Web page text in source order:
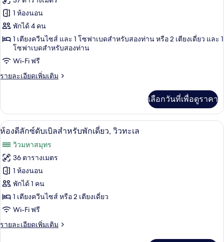
(child
extra
bed)
ของ
ห้อง
ดี
ลัก
(2
extra
bed)
1 ห้องนอน
พักได้ 4 คน
1 เตียงควีนไซส์ และ 1 โซฟาเบดสำหรับสองท่าน หรือ 2 เตียงเดี่ยว และ 1
โซฟาเบดสำหรับสองท่าน
Wi-Fi ฟรี
รายละเอียดเพิ่มเติม
ราย
เกี่ยว
กับ
ห้อง
ลัก
ซ์
(2
children
extra
bed)
เลือกวันที่เพื่อดูราคา
เปิด
ภาพถ่าย
ทั้งหมด
ของ
ห้อง
ดี
ลัก
ซ์
1 ห้องนอน, เครื่องนอนระดับพรีเมียม,
3
ห้องดีลักซ์ดับเบิลสำหรับพักเดี่ยว, วิวทะเล
วิวมหาสมุทร
36 ตารางเมตร
1 ห้องนอน
พักได้ 1 คน
1 เตียงควีนไซส์ หรือ 2 เตียงเดี่ยว
Wi-Fi ฟรี
รายละเอียดเพิ่มเติม
ราย